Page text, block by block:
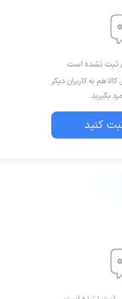
ثبت نشده است
هم به کاربران دیگر
بگیرید
کنید